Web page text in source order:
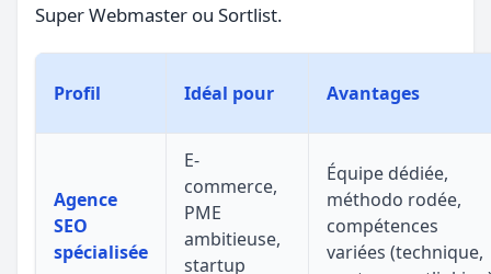
Super Webmaster ou Sortlist.
Profil Idéal pour Avantages
Agence
SEO
spécialisée
E-
commerce,
PME
ambitieuse,
startup
Équipe dédiée,
méthodo rodée,
compétences
variées (technique,